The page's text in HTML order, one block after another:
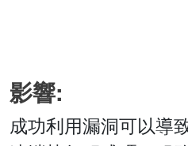
影響:
成功利用漏洞可以導